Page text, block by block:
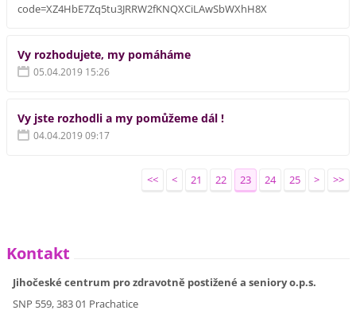
code=XZ4HbE7Zq5tu3JRRW2fKNQXCiLAwSbWXhH8X
Vy rozhodujete, my pomáháme
05.04.2019 15:26
Vy jste rozhodli a my pomůžeme dál !
04.04.2019 09:17
<< < 21 22 23 24 25 > >>
Kontakt
Jihočeské centrum pro zdravotně postižené a seniory o.p.s.
SNP 559, 383 01 Prachatice